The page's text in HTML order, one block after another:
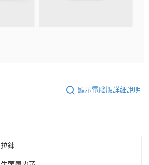
顯示電腦版詳細說明
拉鍊